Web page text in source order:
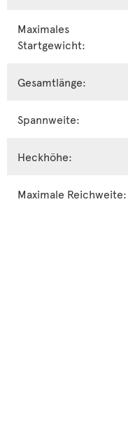
Maximales
Startgewicht:
Gesamtlänge:
Spannweite:
Heckhöhe:
Maximale Reichweite: